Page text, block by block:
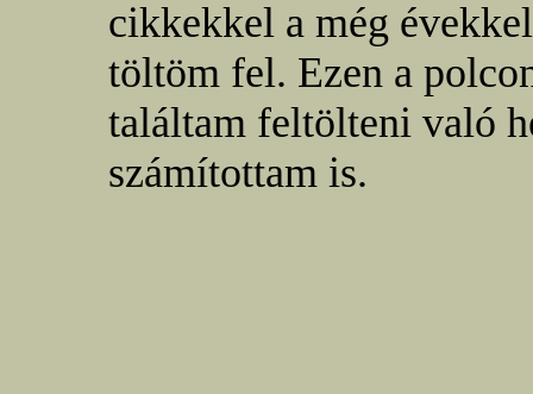
cikkekkel a még
töltöm fel. Ezen a
találtam feltölteni való
számítottam is.